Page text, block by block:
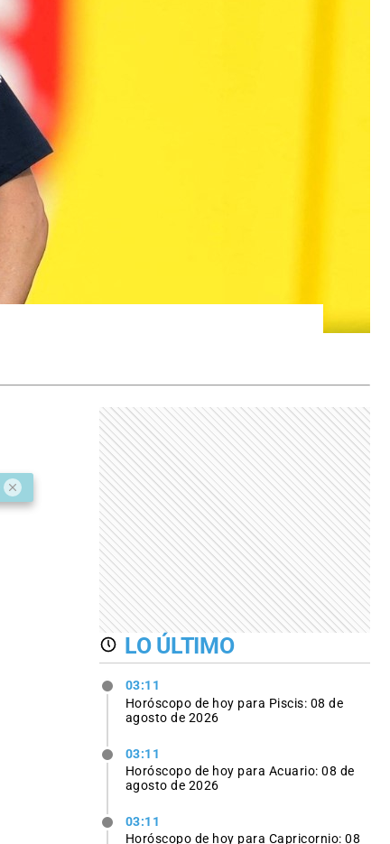
LO ÚLTIMO
03:11
Horóscopo de hoy para Piscis: 08 de
agosto de 2026
03:11
Horóscopo de hoy para Acuario: 08 de
agosto de 2026
03:11
Horóscopo de hoy para Capricornio: 08